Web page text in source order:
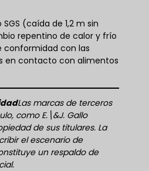
(caída de 1,2 m sin
repentino de calor y frío
con las
en contacto con alimentos
Las marcas de terceros
como E.\&J. Gallo
de sus titulares. La
el escenario de
un respaldo de